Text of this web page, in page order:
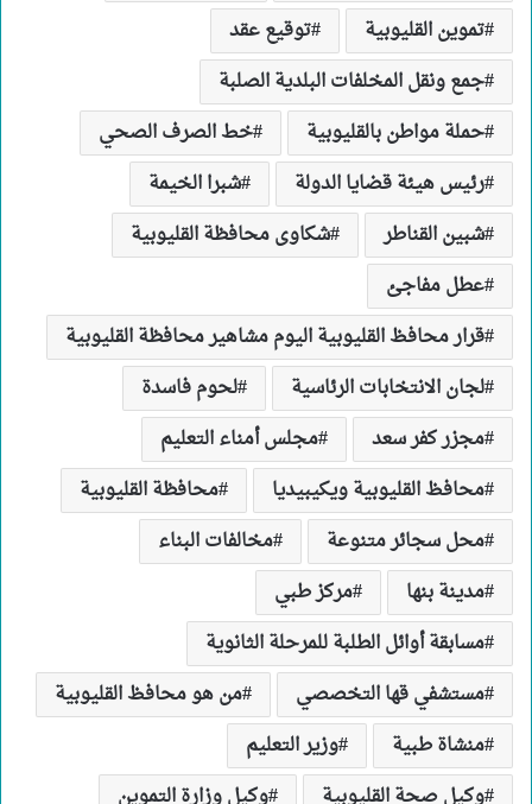
تموين القليوبية
توقيع عقد
جمع ونقل المخلفات البلدية الصلبة
حملة مواطن بالقليوبية
خط الصرف الصحي
رئيس هيئة قضايا الدولة
شبرا الخيمة
شبين القناطر
شكاوى محافظة القليوبية
عطل مفاجئ
قرار محافظ القليوبية اليوم مشاهير محافظة القليوبية
لجان الانتخابات الرئاسية
لحوم فاسدة
مجزر كفر سعد
مجلس أمناء التعليم
محافظ القليوبية ويكيبيديا
محافظة القليوبية
محل سجائر متنوعة
مخالفات البناء
مدينة بنها
مركز طبي
مسابقة أوائل الطلبة للمرحلة الثانوية
مستشفي قها التخصصي
من هو محافظ القليوبية
منشاة طبية
وزير التعليم